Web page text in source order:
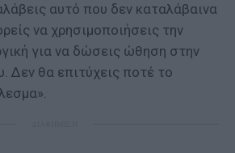
αυτό που δεν καταλάβαινα
να χρησιμοποιήσεις την
για να δώσεις ώθηση στην
Δεν θα επιτύχεις ποτέ το